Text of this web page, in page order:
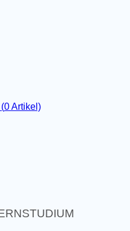
0Artikel)